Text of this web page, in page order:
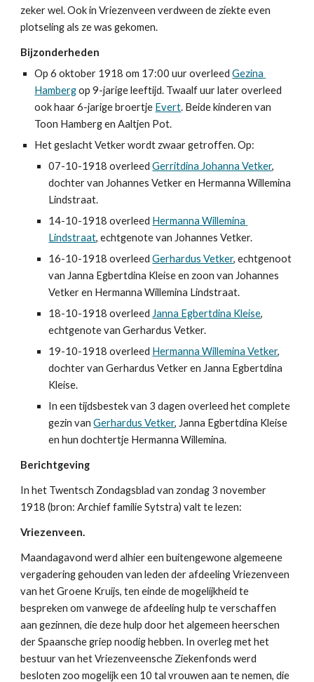
zeker wel. Ook in Vriezenveen verdween de ziekte even
plotseling als ze was gekomen.
Bijzonderheden
Op 6 oktober 1918 om 17:00 uur overleed Gezina
Hamberg op 9-jarige leeftijd. Twaalf uur later overleed
ook haar 6-jarige broertje Evert. Beide kinderen van
Toon Hamberg en Aaltjen Pot.
Het geslacht Vetker wordt zwaar getroffen. Op:
07-10-1918 overleed Gerritdina Johanna Vetker,
dochter van Johannes Vetker en Hermanna Willemina
Lindstraat.
14-10-1918 overleed Hermanna Willemina
Lindstraat, echtgenote van Johannes Vetker.
16-10-1918 overleed Gerhardus Vetker, echtgenoot
van Janna Egbertdina Kleise en zoon van Johannes
Vetker en Hermanna Willemina Lindstraat.
18-10-1918 overleed Janna Egbertdina Kleise,
echtgenote van Gerhardus Vetker.
19-10-1918 overleed Hermanna Willemina Vetker,
dochter van Gerhardus Vetker en Janna Egbertdina
Kleise.
In een tijdsbestek van 3 dagen overleed het complete
gezin van Gerhardus Vetker, Janna Egbertdina Kleise
en hun dochtertje Hermanna Willemina.
Berichtgeving
In het Twentsch Zondagsblad van zondag 3 november
1918 (bron: Archief familie Sytstra) valt te lezen:
Vriezenveen.
Maandagavond werd alhier een buitengewone algemeene
vergadering gehouden van leden der afdeeling Vriezenveen
van het Groene Kruijs, ten einde de mogelijkheid te
bespreken om vanwege de afdeeling hulp te verschaffen
aan gezinnen, die deze hulp door het algemeen heerschen
der Spaansche griep noodig hebben. In overleg met het
bestuur van het Vriezenveensche Ziekenfonds werd
besloten zoo mogelijk een 10 tal vrouwen aan te nemen, die